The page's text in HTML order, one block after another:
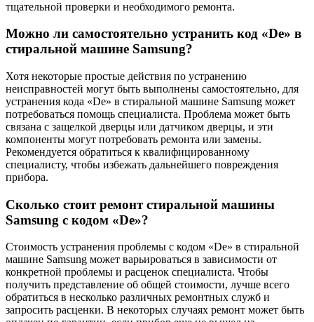
тщательной проверки и необходимого ремонта.
Можно ли самостоятельно устранить код «De» в
стиральной машине Samsung?
Хотя некоторые простые действия по устранению
неисправностей могут быть выполнены самостоятельно, для
устранения кода «De» в стиральной машине Samsung может
потребоваться помощь специалиста. Проблема может быть
связана с защелкой дверцы или датчиком дверцы, и эти
компоненты могут потребовать ремонта или замены.
Рекомендуется обратиться к квалифицированному
специалисту, чтобы избежать дальнейшего повреждения
прибора.
Сколько стоит ремонт стиральной машины
Samsung с кодом «De»?
Стоимость устранения проблемы с кодом «De» в стиральной
машине Samsung может варьироваться в зависимости от
конкретной проблемы и расценок специалиста. Чтобы
получить представление об общей стоимости, лучше всего
обратиться в несколько различных ремонтных служб и
запросить расценки. В некоторых случаях ремонт может быть